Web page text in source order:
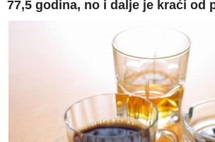
77,5 godina, no i dalje je kraći od